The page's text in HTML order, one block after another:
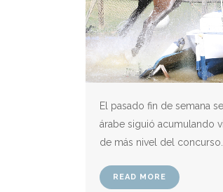
El pasado fin de semana
árabe siguió acumulando
de más nivel del
READ MORE